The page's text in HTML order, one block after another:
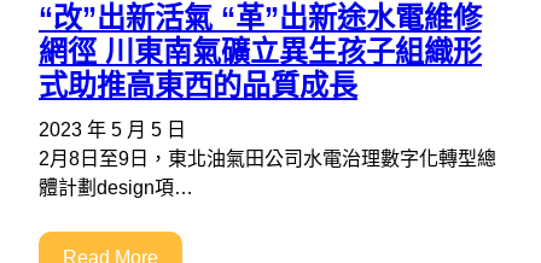
“改”出新活氣 “革”出新途水電維修
網徑 川東南氣礦立異生孩子組織形
式助推高東西的品質成長
2023 年 5 月 5 日
2月8日至9日，東北油氣田公司水電治理數字化轉型總
體計劃design項…
Read More